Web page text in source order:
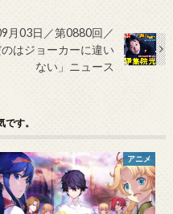
月03日／第0880回／
はジョーカーに違い
ない」ニュース
す。
アニメ